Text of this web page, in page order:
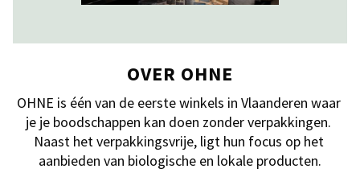
OVER OHNE
OHNE is één van de eerste winkels in Vlaanderen waar
je je boodschappen kan doen zonder verpakkingen.
Naast het verpakkingsvrije, ligt hun focus op het
aanbieden van biologische en lokale producten.